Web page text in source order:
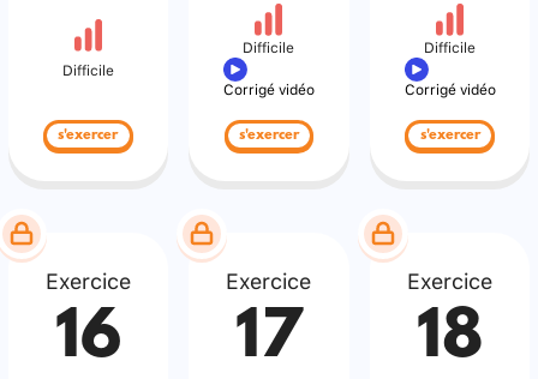
Difficile
s'exercer
Difficile
Corrigé vidéo
s'exercer
Difficile
Corrigé vidéo
s'exercer
Exercice
16
Exercice
17
Exercice
18